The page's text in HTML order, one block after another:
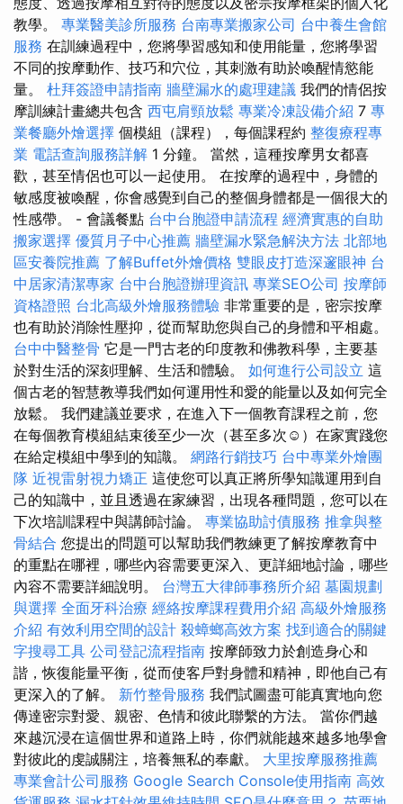
教學。 專業醫美診所服務 台南專業搬家公司 台中養生會館
服務 在訓練過程中，您將學習感知和使用能量，您將學習
不同的按摩動作、技巧和穴位，其刺激有助於喚醒情慾能
量。 杜拜簽證申請指南 牆壁漏水的處理建議 我們的情侶按
摩訓練計畫總共包含 西屯肩頸放鬆 專業冷凍設備介紹 7 專
業餐廳外燴選擇 個模組（課程），每個課程約 整復療程專
業 電話查詢服務詳解 1 分鐘。 當然，這種按摩男女都喜
歡，甚至情侶也可以一起使用。 在按摩的過程中，身體的
敏感度被喚醒，你會感覺到自己的整個身體都是一個很大的
性感帶。 - 會議餐點 台中台胞證申請流程 經濟實惠的自助
搬家選擇 優質月子中心推薦 牆壁漏水緊急解決方法 北部地
區安養院推薦 了解Buffet外燴價格 雙眼皮打造深邃眼神 台
中居家清潔專家 台中台胞證辦理資訊 專業SEO公司 按摩師
資格證照 台北高級外燴服務體驗 非常重要的是，密宗按摩
也有助於消除性壓抑，從而幫助您與自己的身體和平相處。
台中中醫整骨 它是一門古老的印度教和佛教科學，主要基
於對生活的深刻理解、生活和體驗。 如何進行公司設立 這
個古老的智慧教導我們如何運用性和愛的能量以及如何完全
放鬆。 我們建議並要求，在進入下一個教育課程之前，您
在每個教育模組結束後至少一次（甚至多次☺）在家實踐您
在給定模組中學到的知識。 網路行銷技巧 台中專業外燴團
隊 近視雷射視力矯正 這使您可以真正將所學知識運用到自
己的知識中，並且透過在家練習，出現各種問題，您可以在
下次培訓課程中與講師討論。 專業協助討債服務 推拿與整
骨結合 您提出的問題可以幫助我們教練更了解按摩教育中
的重點在哪裡，哪些內容需要更深入、更詳細地討論，哪些
內容不需要詳細說明。 台灣五大律師事務所介紹 墓園規劃
與選擇 全面牙科治療 經絡按摩課程費用介紹 高級外燴服務
介紹 有效利用空間的設計 殺蟑螂高效方案 找到適合的關鍵
字搜尋工具 公司登記流程指南 按摩師致力於創造身心和
諧，恢復能量平衡，從而使客戶對身體和精神，即他自己有
更深入的了解。 新竹整骨服務 我們試圖盡可能真實地向您
傳達密宗對愛、親密、色情和彼此聯繫的方法。 當你們越
來越沉浸在這個世界和道路上時，你們就能越來越多地學會
對彼此的虔誠關注，培養無私的奉獻。 大里按摩服務推薦
專業會計公司服務 Google Search Console使用指南 高效